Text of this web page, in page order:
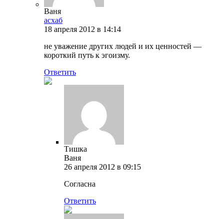
Ваня
асхаб
18 апреля 2012 в 14:14
не уважение других людей и их ценностей —
короткий путь к эгоизму.
Ответить
Тишка
Ваня
26 апреля 2012 в 09:15
Согласна
Ответить